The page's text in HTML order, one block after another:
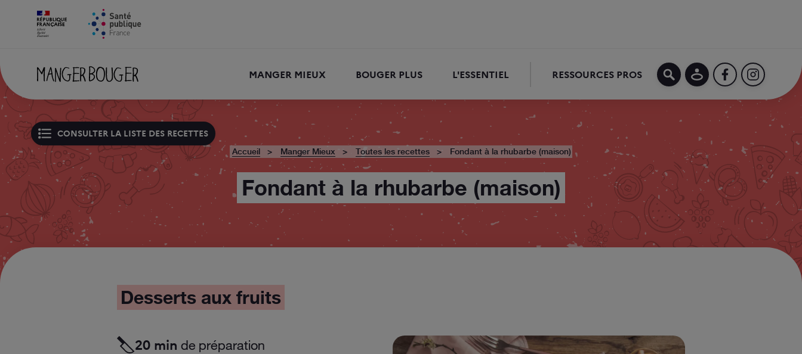
MANGER MIEUX BOUGER PLUS L'ESSENTIEL RESSOURCES PROS
RECHERCHER MON COMPTE
FACEBOOK
CONSULTER LA LISTE DES RECETTES
Accueil Manger Mieux Toutes les recettes Fondant à la rhubarbe (maison)
Fondant à la rhubarbe (maison)
Desserts aux fruits
20 min de préparation